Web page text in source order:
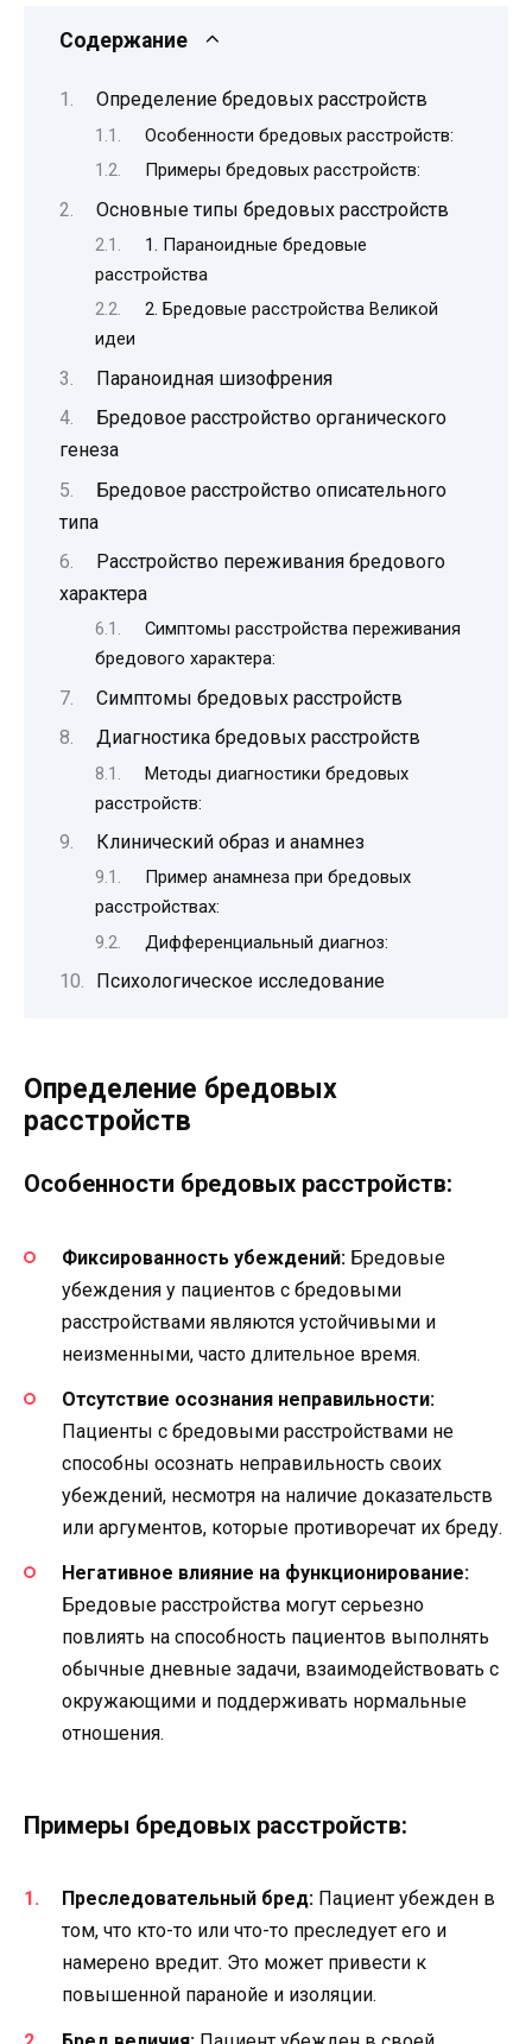
Содержание
Определение бредовых расстройств
Особенности бредовых расстройств:
Примеры бредовых расстройств:
Основные типы бредовых расстройств
1. Параноидные бредовые
расстройства
2. Бредовые расстройства Великой
идеи
Параноидная шизофрения
Бредовое расстройство органического
генеза
Бредовое расстройство описательного
типа
Расстройство переживания бредового
характера
Симптомы расстройства переживания
бредового характера:
Симптомы бредовых расстройств
Диагностика бредовых расстройств
Методы диагностики бредовых
расстройств:
Клинический образ и анамнез
Пример анамнеза при бредовых
расстройствах:
Дифференциальный диагноз:
Психологическое исследование
Определение бредовых
расстройств
Особенности бредовых расстройств:
Фиксированность убеждений: Бредовые
убеждения у пациентов с бредовыми
расстройствами являются устойчивыми и
неизменными, часто длительное время.
Отсутствие осознания неправильности:
Пациенты с бредовыми расстройствами не
способны осознать неправильность своих
убеждений, несмотря на наличие доказательств
или аргументов, которые противоречат их бреду.
Негативное влияние на функционирование:
Бредовые расстройства могут серьезно
повлиять на способность пациентов выполнять
обычные дневные задачи, взаимодействовать с
окружающими и поддерживать нормальные
отношения.
Примеры бредовых расстройств:
Преследовательный бред: Пациент убежден в
том, что кто-то или что-то преследует его и
намерено вредит. Это может привести к
повышенной паранойе и изоляции.